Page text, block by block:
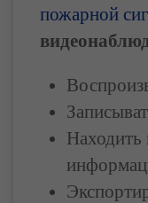
пожарной